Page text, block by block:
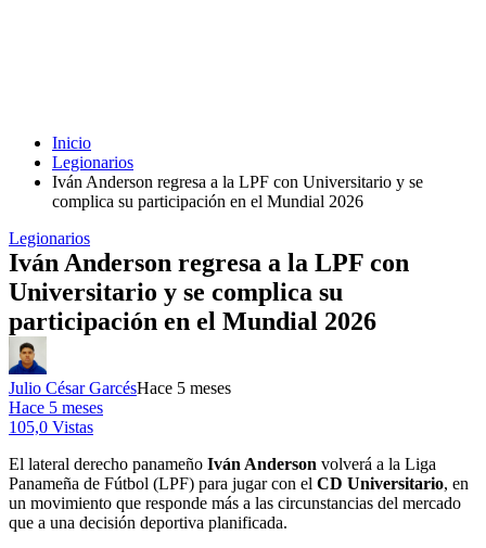
Inicio
Legionarios
Iván Anderson regresa a la LPF con Universitario y se
complica su participación en el Mundial 2026
Legionarios
Iván Anderson regresa a la LPF con
Universitario y se complica su
participación en el Mundial 2026
Julio César GarcésHace 5 meses
Hace 5 meses
105,0 Vistas
El lateral derecho panameño Iván Anderson volverá a la Liga
Panameña de Fútbol (LPF) para jugar con el CD Universitario, en
un movimiento que responde más a las circunstancias del mercado
que a una decisión deportiva planificada.